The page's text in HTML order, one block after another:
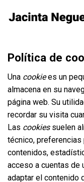
Política de
Una cookiees un
almacena en su
página web. Su
recordar su visita
Las cookiessuelen
técnico,
contenidos,
acceso a cuentas de
adaptar el contenido